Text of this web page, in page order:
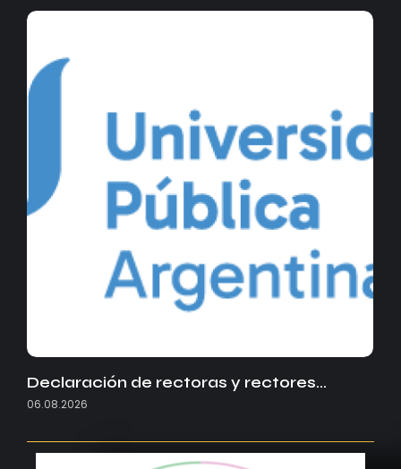
Declaración de rectoras y rectores…
06.08.2026